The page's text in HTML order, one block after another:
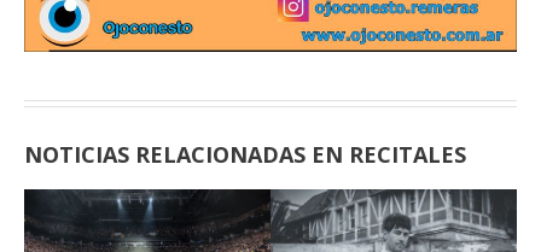
NOTICIAS RELACIONADAS EN RECITALES